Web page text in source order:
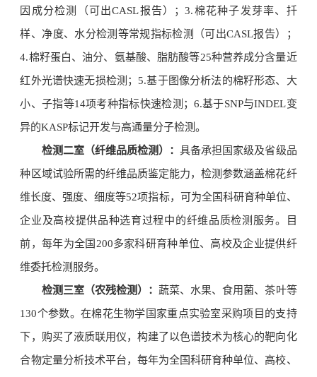
因成分检测（可出CASL报告）；3.棉花种子发芽率、扦
样、净度、水分检测等常规指标检测（可出CASL报告）；
4.棉籽蛋白、油分、氨基酸、脂肪酸等25种营养成分含量近
红外光谱快速无损检测；5.基于图像分析法的棉籽形态、大
小、子指等14项考种指标快速检测；6.基于SNP与INDEL变
异的KASP标记开发与高通量分子检测。
检测二室（纤维品质检测）：具备承担国家级及省级品
种区域试验所需的纤维品质鉴定能力，检测参数涵盖棉花纤
维长度、强度、细度等52项指标，可为全国科研育种单位、
企业及高校提供品种选育过程中的纤维品质检测服务。目
前，每年为全国200多家科研育种单位、高校及企业提供纤
维委托检测服务。
检测三室（农残检测）： 蔬菜、水果、食用菌、茶叶等
130个参数。在棉花生物学国家重点实验室采购项目的支持
下，购买了液质联用仪，构建了以色谱技术为核心的靶向化
合物定量分析技术平台，每年为全国科研育种单位、高校、